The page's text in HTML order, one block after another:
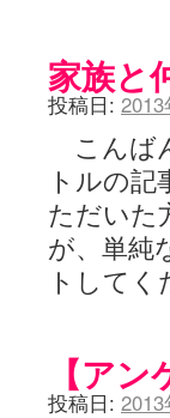
家族と
投稿日: 2013
こんば
トルの
ただいた
が、単純
トして
【ア
投稿日: 2013